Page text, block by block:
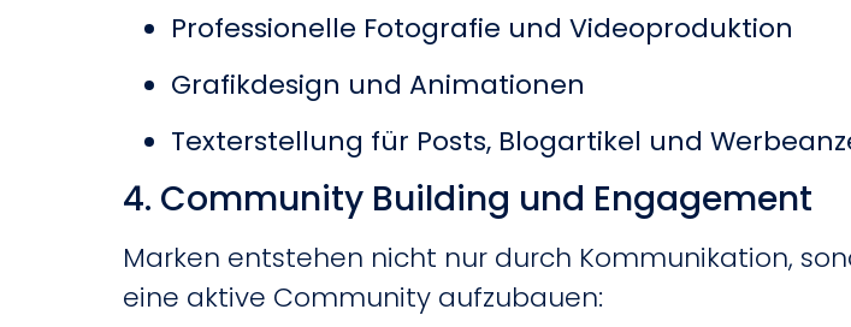
Professionelle Fotografie und Videoproduktion
Grafikdesign und Animationen
Texterstellung für Posts, Blogartikel und
4. Community Building und Engagement
Marken entstehen nicht nur durch Kommunikation,
eine aktive Community aufzubauen: